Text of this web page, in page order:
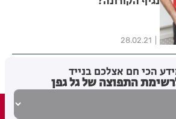
28.02.21
הכי חם אצלכם בנייד
התפוצה של גל גפן